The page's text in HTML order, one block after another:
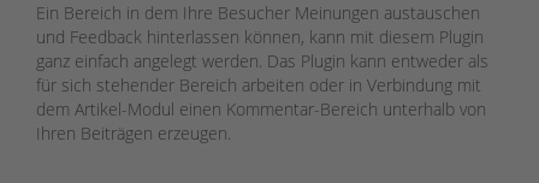
Ein Bereich in dem Ihre Besucher Meinungen austauschen
und Feedback hinterlassen können, kann mit diesem Plugin
ganz einfach angelegt werden. Das Plugin kann entweder als
für sich stehender Bereich arbeiten oder in Verbindung mit
dem Artikel-Modul einen Kommentar-Bereich unterhalb von
Ihren Beiträgen erzeugen.